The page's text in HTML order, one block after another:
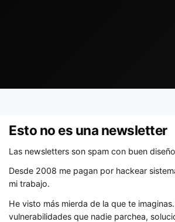
Esto no es una newsletter
Las newsletters son spam con buen
Desde 2008 me pagan por hackear
mi trabajo.
He visto más mierda de la que te
vulnerabilidades que nadie parchea,